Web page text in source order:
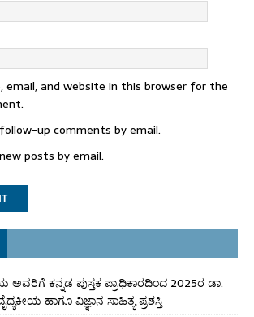
email, and website in this browser for the
up comments by email.
posts by email.
ಅವರಿಗೆ ಕನ್ನಡ ಪುಸ್ತಕ ಪ್ರಾಧಿಕಾರದಿಂದ 2025ರ ಡಾ.
ಹಾಗೂ ವಿಜ್ಞಾನ ಸಾಹಿತ್ಯ ಪ್ರಶಸ್ತಿ